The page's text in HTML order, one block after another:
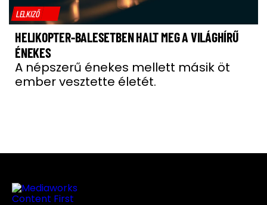
LELKIZŐ
HELIKOPTER-BALESETBEN HALT MEG A VILÁGHÍRŰ
ÉNEKES
A népszerű énekes mellett másik öt
ember vesztette életét.